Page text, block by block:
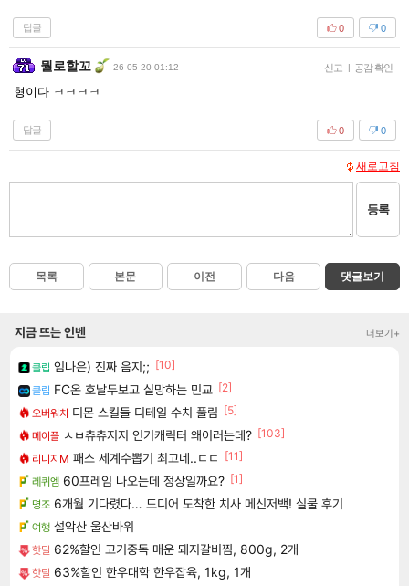
답글 0
0
뭘로할꼬 26-05-20 01:12 신고 공감 확인
형이다 ㅋㅋㅋㅋ
답글 0
0
새로고침
등록
목록 본문 이전 다음 댓글보기
지금 뜨는 인벤 더보기+
클립 임나은) 진짜 음지;; [10]
클립 FC온 호날두보고 실망하는 민교 [2]
오버워치 디몬 스킬들 디테일 수치 풀림 [5]
메이플 ㅅㅂ츄츄지지 인기캐릭터 왜이러는데? [103]
리니지M 패스 세계수뽑기 최고네..ㄷㄷ
[11]
레퀴엠 60프레임 나오는데 정상일까요? [1]
명조 6개월 기다렸다… 드디어 도착한 치사 메신저백! 실물 후기
여행 설악산 울산바위
핫딜 62%할인 고기중독 매운 돼지갈비찜, 800g, 2개
핫딜 63%할인 한우대학 한우잡육, 1kg, 1개